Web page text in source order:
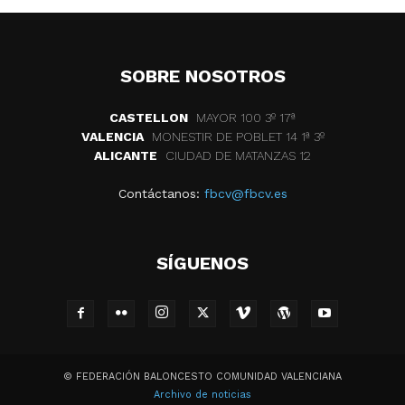
SOBRE NOSOTROS
CASTELLON
MAYOR 100 3º 17ª
VALENCIA
MONESTIR DE POBLET 14 1ª 3º
ALICANTE
CIUDAD DE MATANZAS 12
Contáctanos: fbcv@fbcv.es
SÍGUENOS
© FEDERACIÓN BALONCESTO COMUNIDAD VALENCIANA
Archivo de noticias